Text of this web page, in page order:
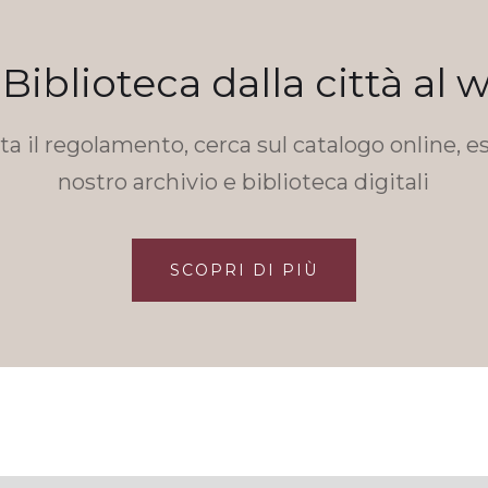
Biblioteca dalla città al
il regolamento, cerca sul catalogo online,
nostro archivio e biblioteca digitali
SCOPRI DI PIÙ